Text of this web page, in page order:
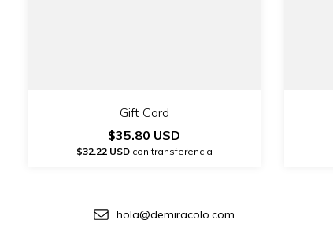
Gift Card
$35.80 USD
$32.22 USDcon transferencia
hola@demiracolo.com